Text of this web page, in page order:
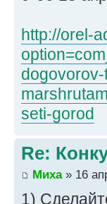
http://orel-
seti-gorod
Re:
Миха» 16
1)